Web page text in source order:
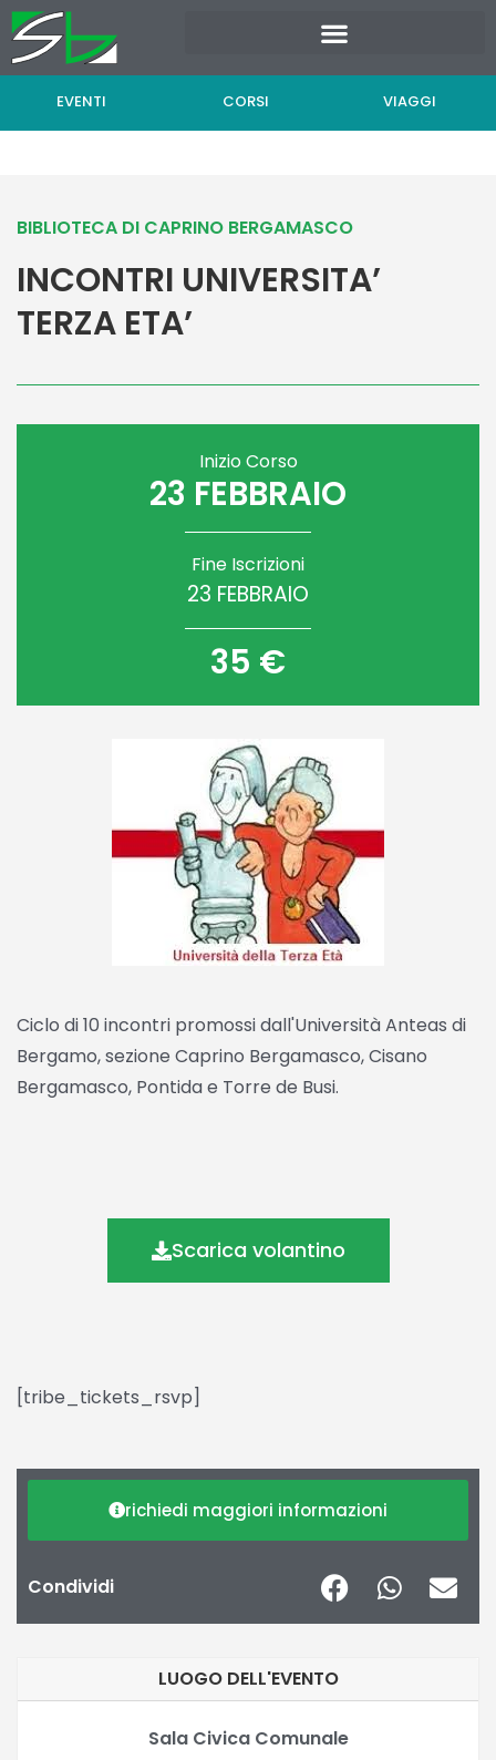
Vai
al
contenuto
EVENTI CORSI VIAGGI
BIBLIOTECA DI CAPRINO BERGAMASCO
INCONTRI UNIVERSITA’
TERZA ETA’
Inizio Corso
23 FEBBRAIO
Fine Iscrizioni
23 FEBBRAIO
35 €
Ciclo di 10 incontri promossi dall'Università Anteas di
Bergamo, sezione Caprino Bergamasco, Cisano
Bergamasco, Pontida e Torre de Busi.
Scarica volantino
[tribe_tickets_rsvp]
richiedi maggiori informazioni
Condividi
LUOGO DELL'EVENTO
Sala Civica Comunale